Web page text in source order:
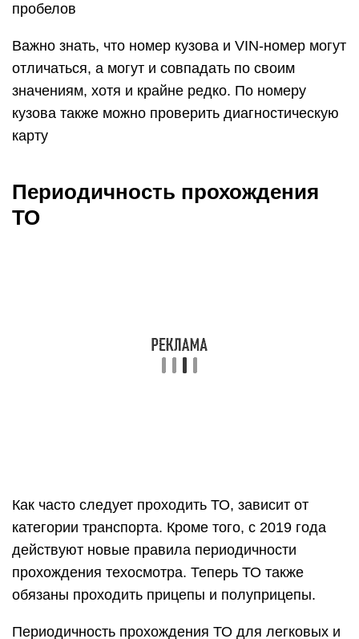
пробелов
Важно знать, что номер кузова и VIN-номер могут
отличаться, а могут и совпадать по своим
значениям, хотя и крайне редко. По номеру
кузова также можно проверить диагностическую
карту
Периодичность прохождения
ТО
Как часто следует проходить ТО, зависит от
категории транспорта. Кроме того, с 2019 года
действуют новые правила периодичности
прохождения техосмотра. Теперь ТО также
обязаны проходить прицепы и полуприцепы.
Периодичность прохождения ТО для легковых и